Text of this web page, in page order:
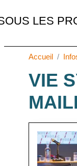
MAINLES
Accueil
VIE
Image